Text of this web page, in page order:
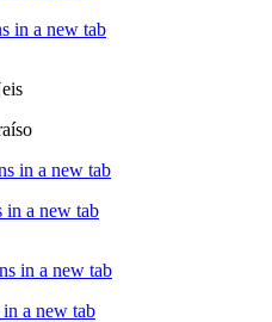
in a new tab
in a new tab
in a new tab
in a new tab
in a new tab